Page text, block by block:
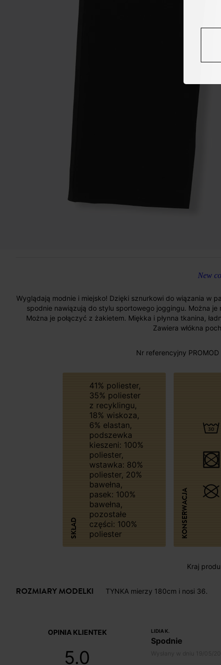
New
Wyglądają modnie i miejsko! Dzięki sznurkowi do wiązania w
spodnie nawiązują do stylu sportowego joggingu. Można
Można je połączyć z żakietem. Miękka i płynna tkanina,
Zawiera włókna
Nr referencyjny
SKŁAD
41% poliester,
35% poliester
z recyklingu,
18% wiskoza,
6% elastan,
podszewka
kieszeni: 100%
poliester,
wstawka: 80%
poliester, 20%
bawełna,
pasek: 100%
bawełna,
pozostałe
części: 100%
poliester
KONSERWACJA
Kraj
ROZMIARY MODELKI TYNKA mierzy 180cm i nosi 36.
OPINIA KLIENTEK
5.0
LIDIA K.
Spodnie